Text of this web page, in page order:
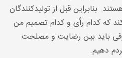
بنابراین قبل از تولیدکنندگان
که کدام رأی و کدام تصمیم من
باید بین رضایت و مصلحت
دهیم.